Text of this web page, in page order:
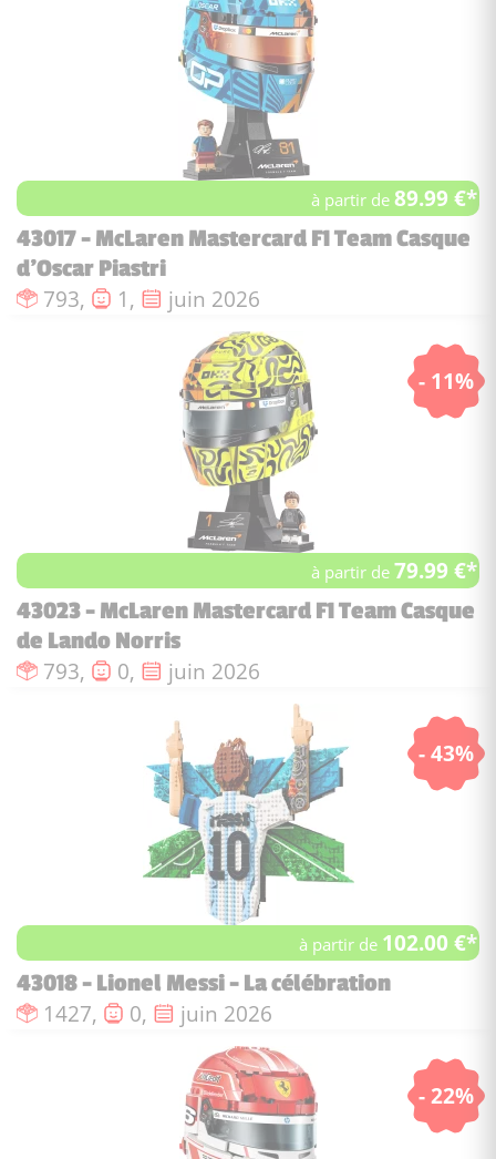
à partir de89.99 €*
43017 - McLaren Mastercard F1 Team Casque
d'Oscar Piastri
Nombre de pièces :
793, Nombre de figurines :
1, Date de sortie :
juin 2026
- 11%
à partir de79.99 €*
43023 - McLaren Mastercard F1 Team Casque
de Lando Norris
Nombre de pièces :
793, Nombre de figurines :
0, Date de sortie :
juin 2026
- 43%
à partir de 102.00 €*
43018 - Lionel Messi - La célébration
Nombre de pièces :
1427, Nombre de figurines :
0, Date de sortie :
juin 2026
- 22%